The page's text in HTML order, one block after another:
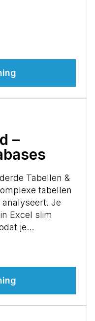
–
Tabellen &
tabellen
Je
Excel slim
je…